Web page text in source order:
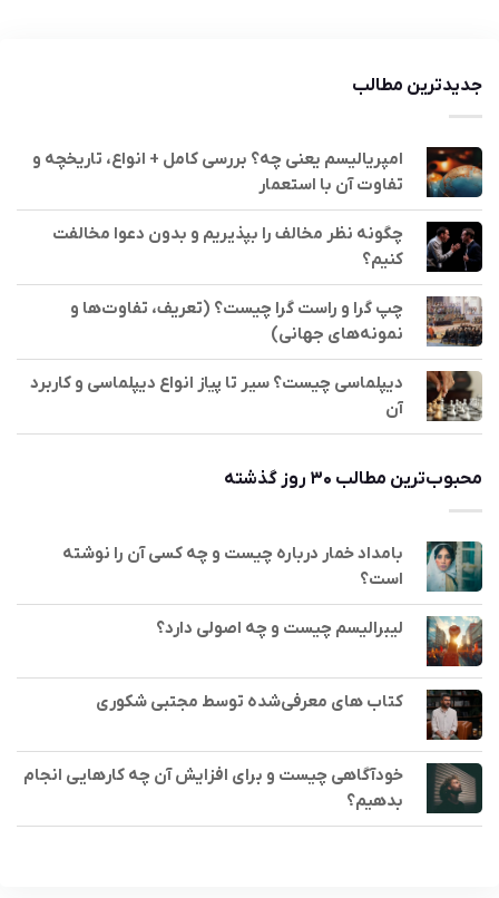
جدیدترین مطالب
امپریالیسم یعنی چه؟ بررسی کامل + انواع، تاریخچه و
تفاوت آن با استعمار
چگونه نظر مخالف را بپذیریم و بدون دعوا مخالفت
کنیم؟
چپ گرا و راست گرا چیست؟ (تعریف، تفاوت‌ها و
نمونه‌های جهانی)
دیپلماسی چیست؟ سیر تا پیاز انواع دیپلماسی و کاربرد
آن
محبوب‌ترین مطالب ۳۰ روز گذشته
بامداد خمار درباره چیست و چه کسی آن را نوشته
است؟
لیبرالیسم چیست و چه اصولی دارد؟
کتاب های معرفی‌شده توسط مجتبی شکوری
خودآگاهی چیست و برای افزایش آن چه کارهایی انجام
بدهیم؟